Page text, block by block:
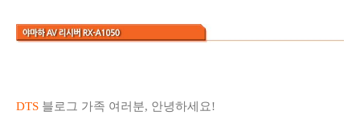
DTS 블로그 가족 여러분, 안녕하세요!